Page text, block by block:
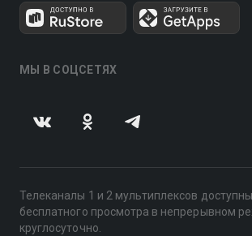
МЫ В СОЦСЕТЯХ
Телеканалы 1 и 2 мультиплексов
бесплатного просмотра в непрерывном
круглосуточно.